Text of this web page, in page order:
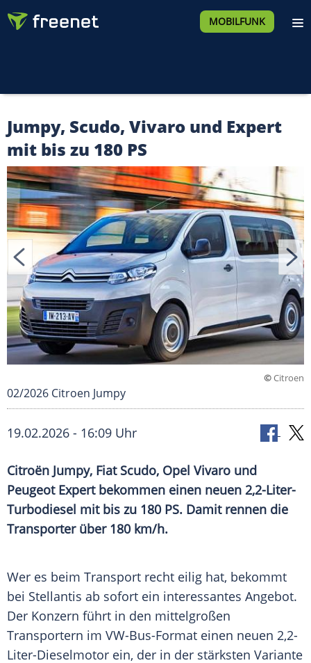
MOBILFUNK
Jumpy, Scudo, Vivaro und Expert
mit bis zu 180 PS
©Citroen
02/2026 Citroen Jumpy
19.02.2026 - 16:09 Uhr
Citroën Jumpy, Fiat Scudo, Opel Vivaro und
Peugeot Expert bekommen einen neuen 2,2-Liter-
Turbodiesel mit bis zu 180 PS. Damit rennen die
Transporter über 180 km/h.
Wer es beim Transport recht eilig hat, bekommt
bei Stellantis ab sofort ein interessantes Angebot.
Der Konzern führt in den mittelgroßen
Transportern im VW-Bus-Format einen neuen 2,2-
Liter-Dieselmotor ein, der in der stärksten Variante